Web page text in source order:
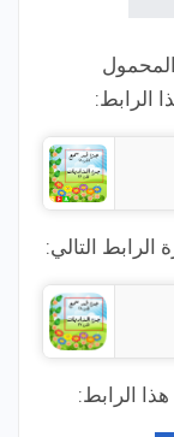
الرابط:
التالي: